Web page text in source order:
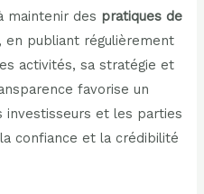
maintenir des pratiques de
, en publiant régulièrement
activités, sa stratégie et
favorise un
investisseurs et les parties
confiance et la crédibilité